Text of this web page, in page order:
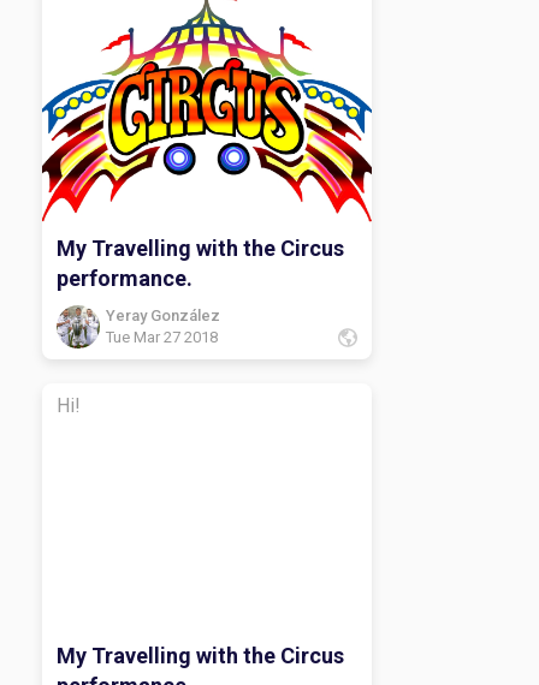
My Travelling with the Circus
performance.
Yeray González
Tue Mar 27 2018
Hi!
My Travelling with the Circus